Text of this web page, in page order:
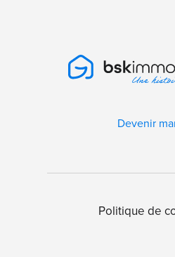
Devenir
Politique de